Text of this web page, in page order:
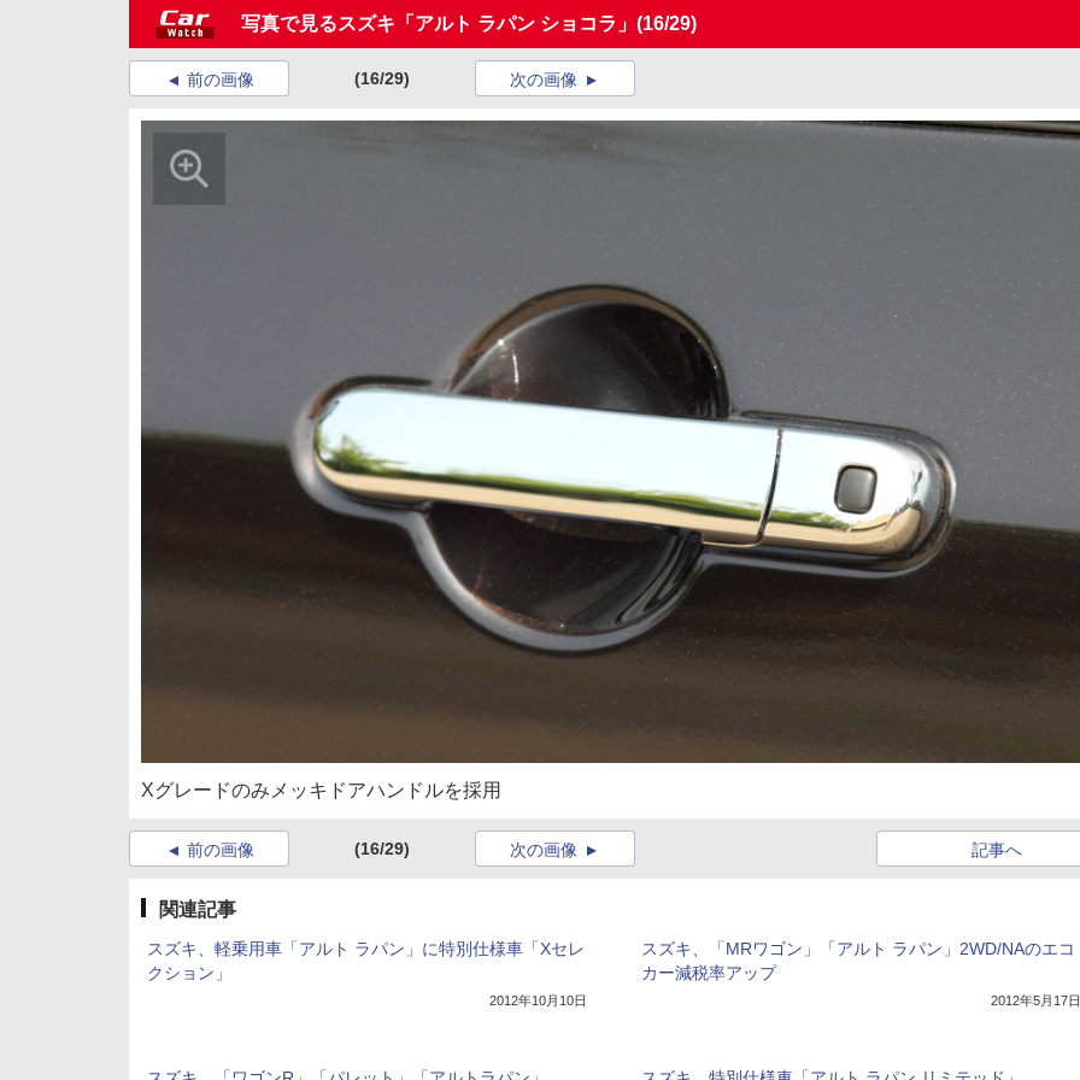
写真で見るスズキ「アルト ラパン ショコラ」 (16/29)
前の画像 (16/29) 次の画像
Xグレードのみメッキドアハンドルを採用
前の画像 (16/29) 記事へ
次の画像
関連記事
スズキ、軽乗用車「アルト ラパン」に特別仕様車「Xセレ
クション」
2012年10月10日
スズキ、「MRワゴン」「アルト ラパン」2WD/NAのエコ
カー減税率アップ
2012年5月17日